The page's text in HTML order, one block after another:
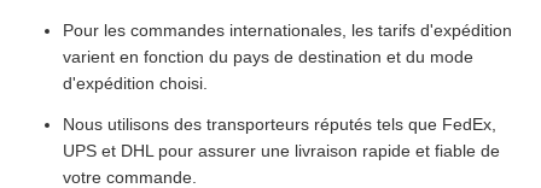
Pour les commandes internationales, les tarifs d'expédition
varient en fonction du pays de destination et du mode
d'expédition choisi.
Nous utilisons des transporteurs réputés tels que FedEx,
UPS et DHL pour assurer une livraison rapide et fiable de
votre commande.